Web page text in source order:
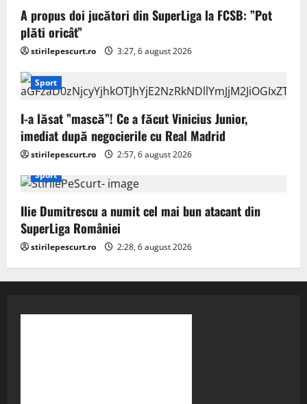
A propus doi jucători din SuperLiga la FCSB: ”Pot
plăti oricât”
stirilepescurt.ro 3:27, 6 august 2026
Sport
I-a lăsat ”mască”! Ce a făcut Vinicius Junior,
imediat după negocierile cu Real Madrid
stirilepescurt.ro
2:57, 6 august 2026
Sport
Ilie Dumitrescu a numit cel mai bun atacant din
SuperLiga României
stirilepescurt.ro 2:28, 6 august 2026